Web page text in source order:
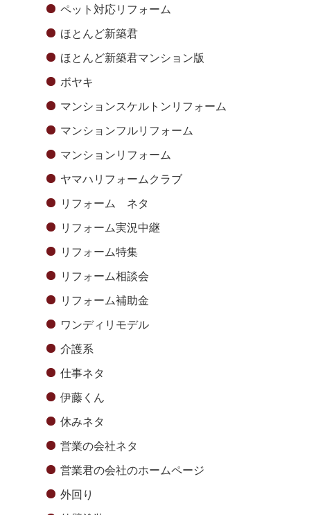
ペット対応リフォーム
ほとんど新築君
ほとんど新築君マンション版
ボヤキ
マンションスケルトンリフォーム
マンションフルリフォーム
マンションリフォーム
ヤマハリフォームクラブ
リフォーム ネタ
リフォーム実況中継
リフォーム特集
リフォーム相談会
リフォーム補助金
ワンディリモデル
介護系
仕事ネタ
伊藤くん
休みネタ
営業の会社ネタ
営業君の会社のホームページ
外回り